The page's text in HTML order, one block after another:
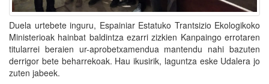
Duela urtebete inguru, Espainiar Estatuko Trantsizio Ekologikoko
Ministerioak hainbat baldintza ezarri zizkien Kanpaingo errotaren
titularrei beraien ur-aprobetxamendua mantendu nahi bazuten
derrigor bete beharrekoak. Hau ikusirik, laguntza eske Udalera jo
zuten jabeek.